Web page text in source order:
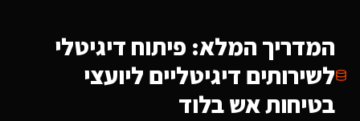
המדריך המלא: פיתוח דיגיטלי
לשירותים דיגיטליים ליועצי
בטיחות אשבלוד